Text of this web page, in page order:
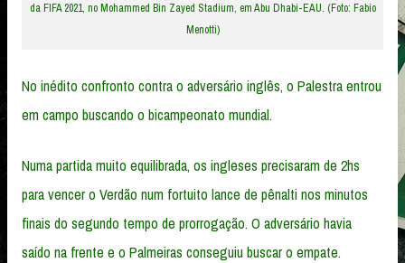
da FIFA 2021, no Mohammed Bin Zayed Stadium, em Abu Dhabi-EAU. (Foto: Fabio
Menotti)
No inédito confronto contra o adversário inglês, o Palestra entrou
em campo buscando o bicampeonato mundial.
Numa partida muito equilibrada, os ingleses precisaram de 2hs
para vencer o Verdão num fortuito lance de pênalti nos minutos
finais do segundo tempo de prorrogação. O adversário havia
saído na frente e o Palmeiras conseguiu buscar o empate.